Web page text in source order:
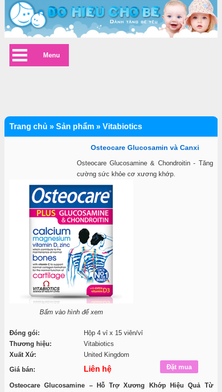
Osteocare Glucosamin và Canxi
Osteocare Glucosamine & Chondroitin - Tăng
cường sức khỏe cơ xương khớp.
Bấm vào hình để xem
Đóng gói:
Hộp 4 vỉ x 15 viên/vỉ
Thương hiệu:
Vitabiotics
Xuất Xứ:
United Kingdom
Giá bán:
Liên hệ
Osteocare Glucosamine – Hỗ Trợ Xương Khớp Hiệu Quả Từ
Trang chủ » Sản phẩm » Vitabiotics
Menu